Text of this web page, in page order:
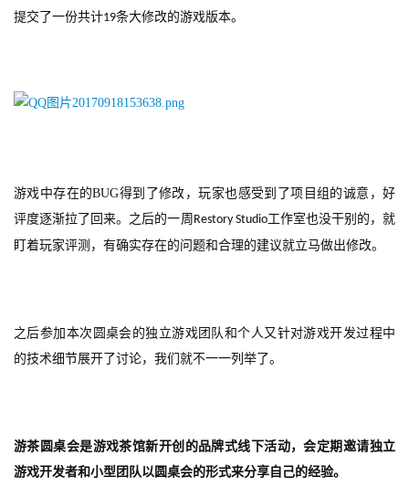
3
游
接
会
站
文
中
提交了一份共计19条大修改的游戏版本。
游戏中存在的BUG得到了修改，玩家也感受到了项目组的诚意，好
评度逐渐拉了回来。之后的一周 Restory Studio工作室也没干别的，就
盯着玩家评测，有确实存在的问题和合理的建议就立马做出修改。
之后参加本次圆桌会的独立游戏团队和个人又针对游戏开发过程中
的技术细节展开了讨论，我们就不一一列举了。
游茶圆桌会是游戏茶馆新开创的品牌式线下活动，会定期邀请独立
游戏开发者和小型团队以圆桌会的形式来分享自己的经验。